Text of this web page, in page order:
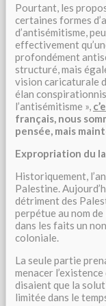
Pourtant, les
certaines formes
d’antisémitisme,
effectivement
profondément
structuré, mais
vision caricaturale
élan
l’antisémitisme »,
français, nous
pensée, mais
Expropriation du
Historiquement,
Palestine.
détriment des
perpétue au nom
dans les faits un
coloniale.
La seule partie
menacer l’existence
disaient que la
limitée dans le